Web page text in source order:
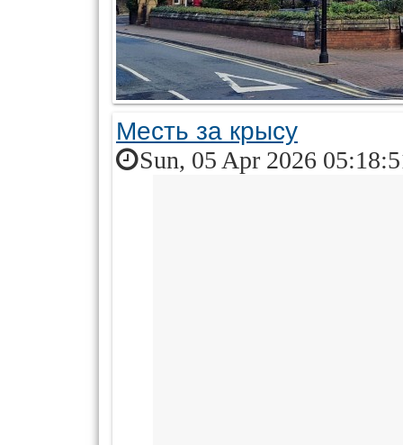
Месть за крысу
Sun, 05 Apr 2026